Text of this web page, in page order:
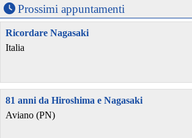
Prossimi appuntamenti
Ricordare Nagasaki
Italia
81 anni da Hiroshima e Nagasaki
Aviano (PN)